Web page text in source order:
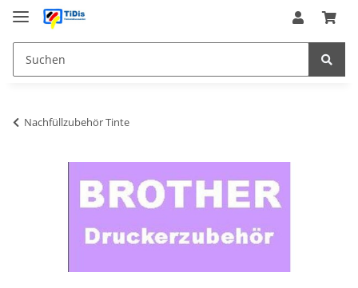
Nachfüllzubehör Tinte